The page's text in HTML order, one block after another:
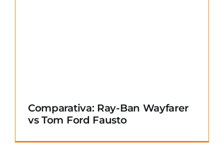
Comparativa: Ray-Ban Wayfarer
vs Tom Ford Fausto